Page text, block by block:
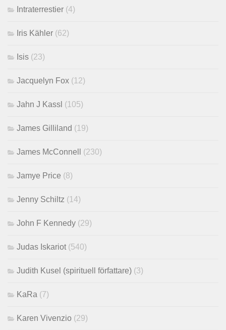
Intraterrestier (4)
Iris Kähler (62)
Isis (23)
Jacquelyn Fox (12)
Jahn J Kassl (105)
James Gilliland (19)
James McConnell (230)
Jamye Price (8)
Jenny Schiltz (14)
John F Kennedy (29)
Judas Iskariot(540)
Judith Kusel (spirituell författare) (3)
KaRa (7)
Karen Vivenzio (29)